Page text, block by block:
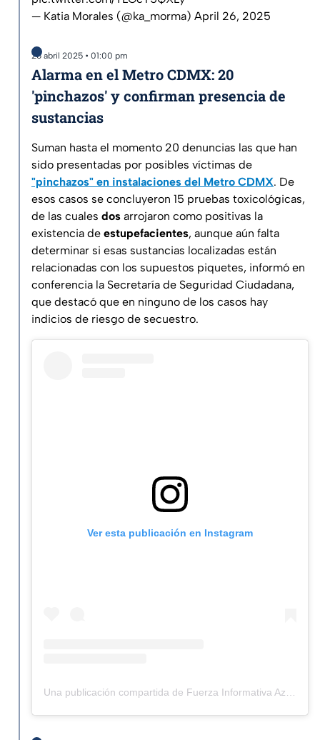
— Katia Morales (@ka_morma) April 26, 2025
26 abril 2025 • 01:00 pm
Alarma en el Metro CDMX: 20
'pinchazos' y confirman presencia de
sustancias
Suman hasta el momento 20 denuncias las que han
sido presentadas por posibles víctimas de
"pinchazos" en instalaciones del Metro CDMX. De
esos casos se concluyeron 15 pruebas toxicológicas,
de las cuales dos arrojaron como positivas la
existencia de estupefacientes, aunque aún falta
determinar si esas sustancias localizadas están
relacionadas con los supuestos piquetes, informó en
conferencia la Secretaría de Seguridad Ciudadana,
que destacó que en ninguno de los casos hay
indicios de riesgo de secuestro.
Ver esta publicación en Instagram